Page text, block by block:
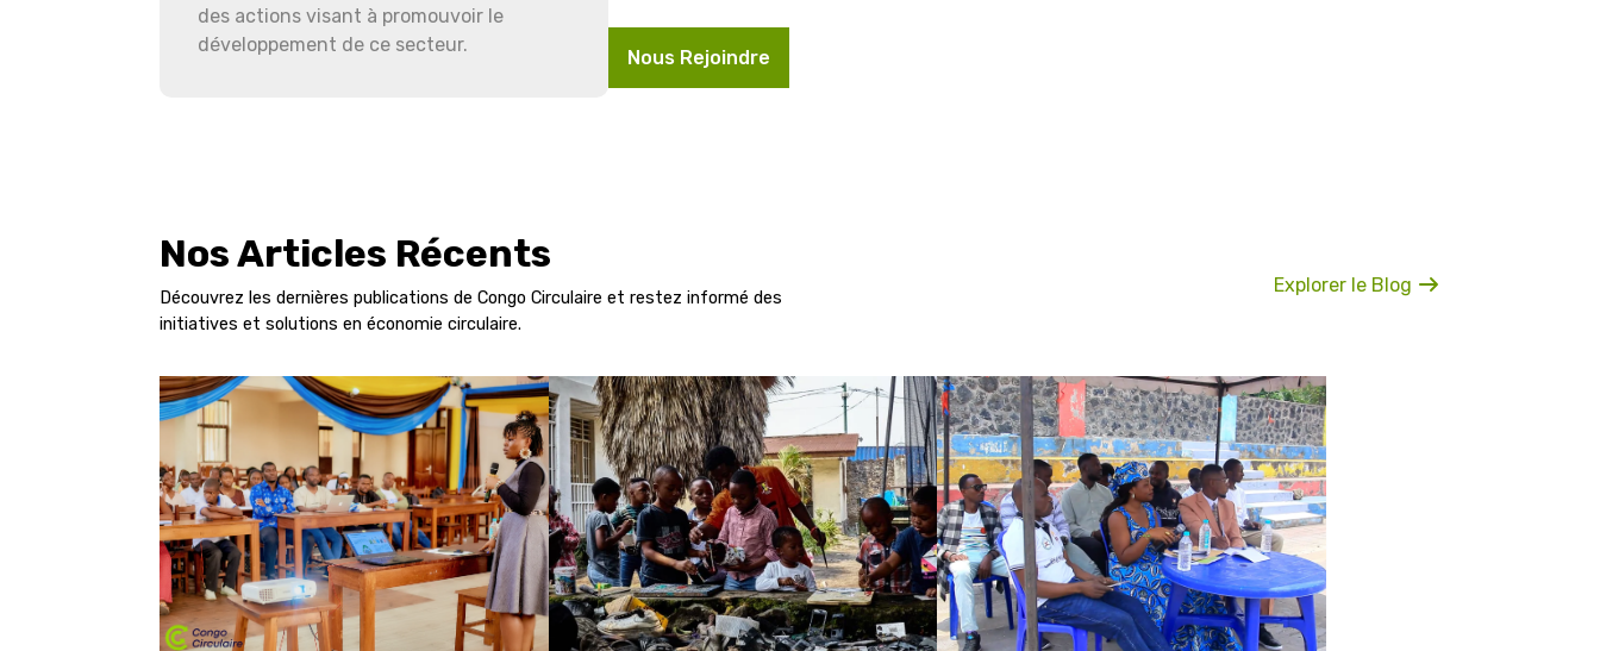
des actions visant à promouvoir le
développement de ce secteur.
Nous Rejoindre
Nos Articles Récents
Découvrez les dernières publications de Congo Circulaire et restez informé des
initiatives et solutions en économie circulaire.
Explorer le Blog